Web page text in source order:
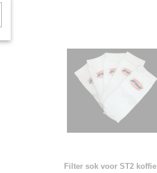
Filter sok voor ST2 koffie